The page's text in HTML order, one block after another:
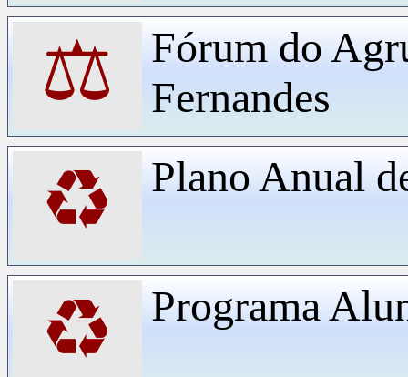
⚖
Fórum do
Fernandes
♻ Plano Anual
♻ Programa